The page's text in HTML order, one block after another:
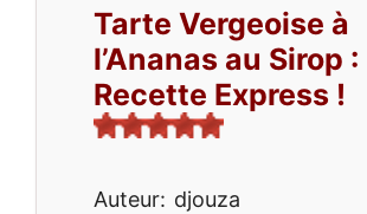
Tarte Vergeoise à
l’Ananas au Sirop :
Recette Express !
Auteur: djouza